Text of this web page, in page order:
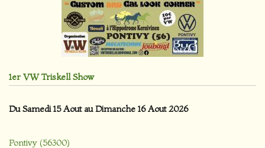
1er VW Triskell Show
Du Samedi 15 Aout au Dimanche 16 Aout 2026
Pontivy (56300)